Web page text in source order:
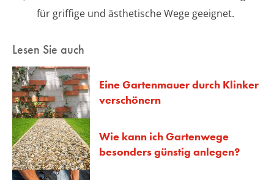
für griffige und ästhetische Wege geeignet.
Lesen Sie auch
Eine Gartenmauer durch Klinker
verschönern
Wie kann ich Gartenwege
besonders günstig anlegen?